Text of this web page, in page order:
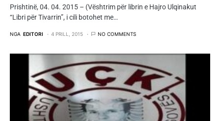
Prishtinë, 04. 04. 2015 – (Vështrim për librin e Hajro Ulqinakut
“Libri për Tivarrin”, i cili botohet me…
NGA EDITORI 4 PRILL, 2015 NO COMMENTS